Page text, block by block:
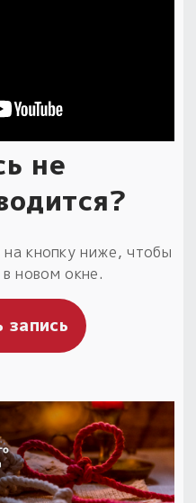
не
кнопку ниже, чтобы
новом окне.
запись